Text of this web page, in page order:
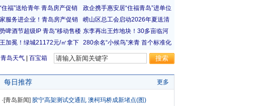
青岛天气 百宝箱
每日推荐 更多
·[青岛新闻] 胶宁高架测试交通乱 澳柯玛桥成新堵点(图)